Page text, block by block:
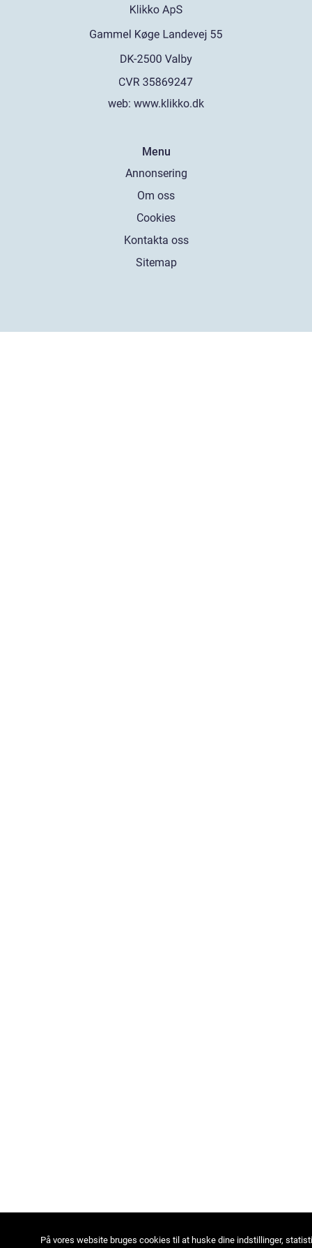
web: www.klikko.dk
Menu
Annonsering
Om oss
Cookies
Kontakta oss
Sitemap
På vores website bruges cookies til at huske dine indstillinger,